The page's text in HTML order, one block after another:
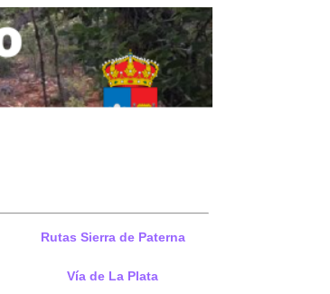
Rutas Sierra de Paterna
Vía de La Plata